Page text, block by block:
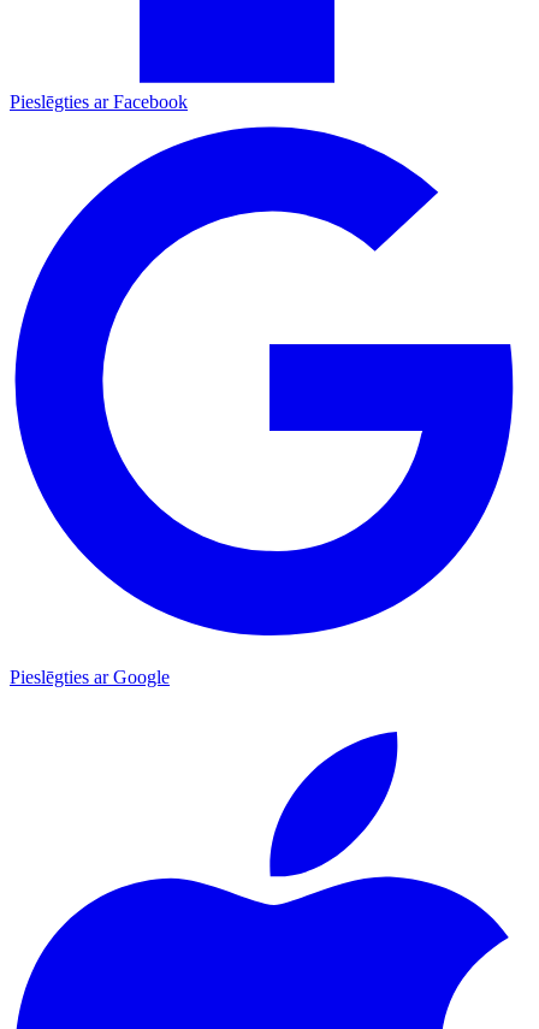
Pieslēgties ar Facebook
Pieslēgties ar Google